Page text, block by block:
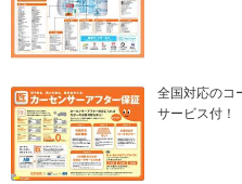
全国対応のコ
サービス付！